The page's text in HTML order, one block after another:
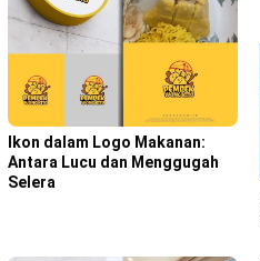
Ikon dalam Logo Makanan:
Antara Lucu dan Menggugah
Selera